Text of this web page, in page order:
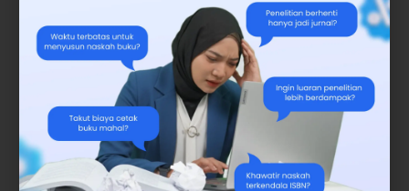
agar bisa produktif menerbitkan buku.
7. Request Khusus Institusi
Program ini juga disediakan layanan request
khusus institusi. Sehingga institusi yang
mendaftar di dalam program berhak membuat
permintaan khusus. Misalnya permintaan